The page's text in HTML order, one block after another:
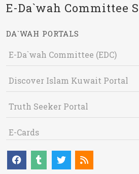
E-Da`wah Committee
DA`WAH PORTALS
E-Da`wah Committee (EDC)
Discover Islam Kuwait Portal
Truth Seeker Portal
E-Cards